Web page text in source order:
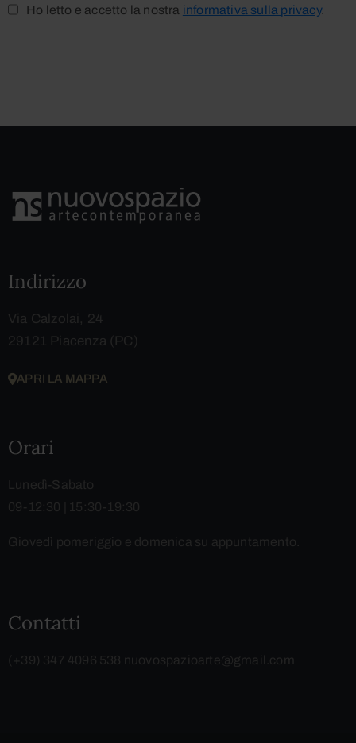
Ho letto e accetto la nostra informativa sulla privacy.
Indirizzo
Via Calzolai, 24
29121 Piacenza (PC)
APRI LA MAPPA
Orari
Lunedì-Sabato
09-12:30 | 15:30-19:30
Giovedì pomeriggio e domenica su appuntamento.
Contatti
(+39) 347 4096 538 nuovospazioarte@gmail.com